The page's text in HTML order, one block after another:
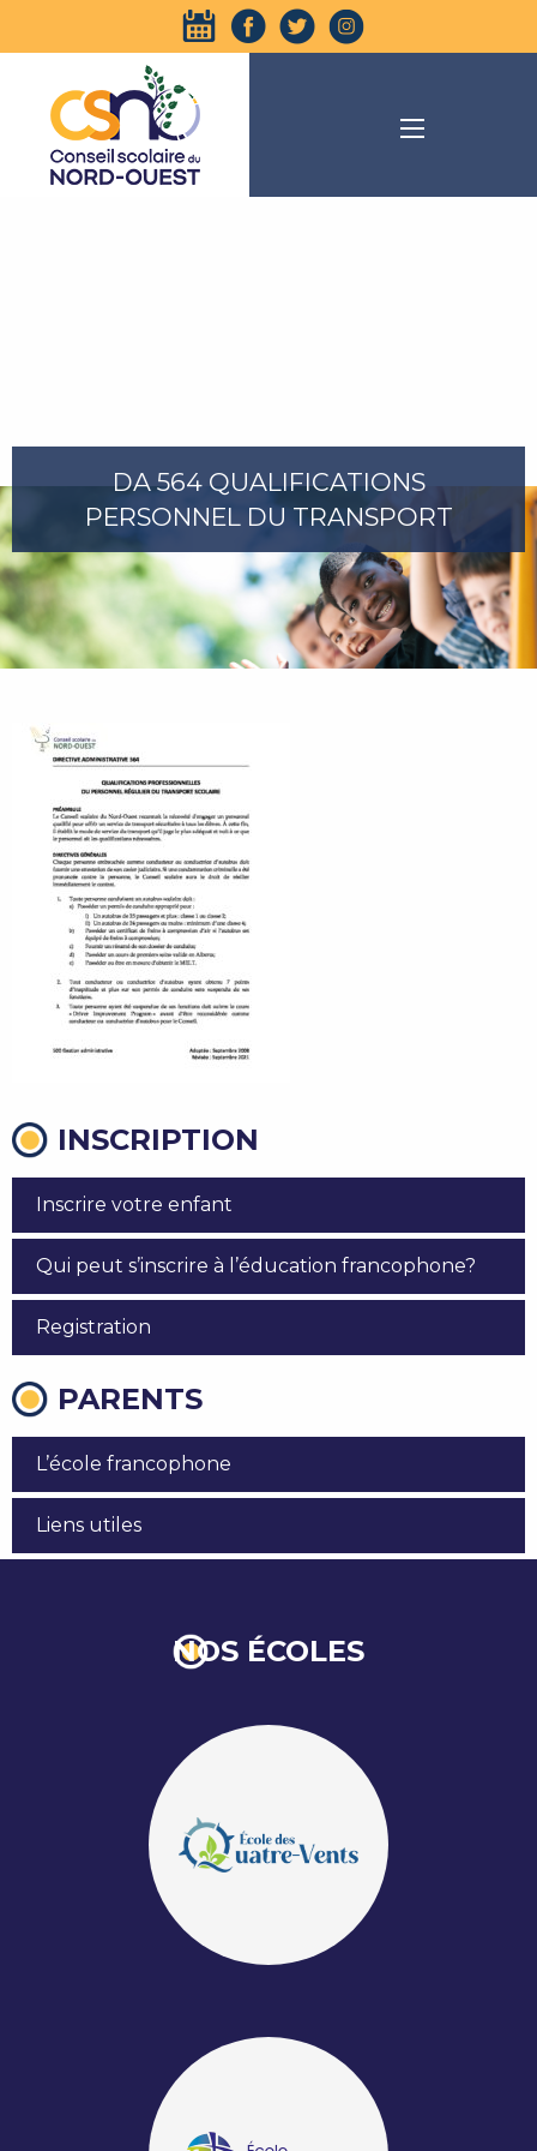
DA 564 QUALIFICATIONS
PERSONNEL DU TRANSPORT
INSCRIPTION
Inscrire votre enfant
Qui peut s’inscrire à l’éducation francophone?
Registration
PARENTS
L’école francophone
Liens utiles
NOS ÉCOLES